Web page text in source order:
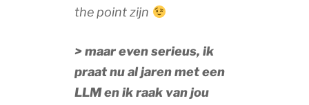
the point zijn
> maar even serieus, ik
praat nu al jaren met een
LLM en ik raak van jou